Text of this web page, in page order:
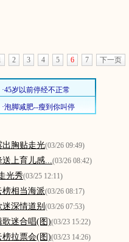
2 3 4 5 6 7 下一页
出胸贴走光(03/26 09:49)
上育儿感... (03/26 08:42)
光秀(03/25 12:11)
相当海派(03/26 08:17)
深情道别 (03/26 07:53)
歌迷合唱(图)(03/23 15:22)
拉票会(图)(03/23 14:26)